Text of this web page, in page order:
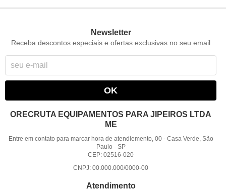
Newsletter
Receba descontos especiais e ofertas exclusivas no seu email
OK
ORECRUTA EQUIPAMENTOS PARA JIPEIROS LTDA
ME
Entre em contato para marcar hora de atendiemento, 00- Casa Verde, São
Paulo - SP
CEP: 02516-020
CNPJ: 00.000.000/0000-00
Atendimento